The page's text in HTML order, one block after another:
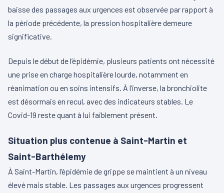
baisse des passages aux urgences est observée par rapport à
la période précédente, la pression hospitalière demeure
significative.
Depuis le début de l’épidémie, plusieurs patients ont nécessité
une prise en charge hospitalière lourde, notamment en
réanimation ou en soins intensifs. À l’inverse, la bronchiolite
est désormais en recul, avec des indicateurs stables. Le
Covid-19 reste quant à lui faiblement présent.
Situation plus contenue à Saint-Martin et
Saint-Barthélemy
À Saint-Martin, l’épidémie de grippe se maintient à un niveau
élevé mais stable. Les passages aux urgences progressent